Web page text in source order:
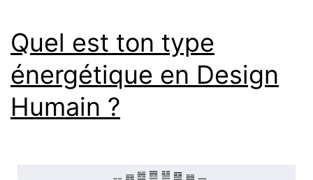
Quel est ton type
énergétique en Design
Humain ?